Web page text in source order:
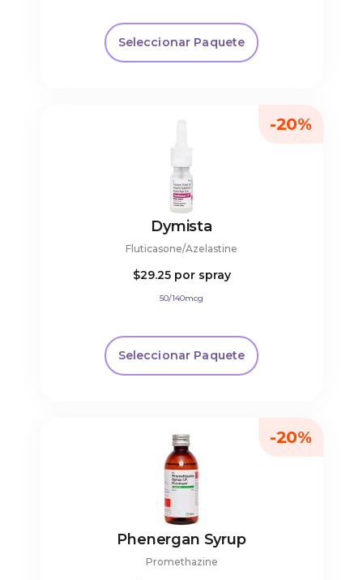
Seleccionar Paquete
Dymista
Fluticasone/Azelastine
$29.25 por spray
50/140mcg
Seleccionar Paquete
-20%
Phenergan Syrup
Promethazine
-20%